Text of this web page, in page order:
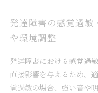
発達障害の感覚過敏
や環境調整
発達障害における感覚過
直接影響を与えるため、
覚過敏の場合、強い音や